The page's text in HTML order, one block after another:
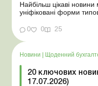
Найбільш цікаві
уніфіковані форми
координаційного центру
працівника виявлено
0 0 25
Новини | Щоденний
20 ключових
17.07.2026)